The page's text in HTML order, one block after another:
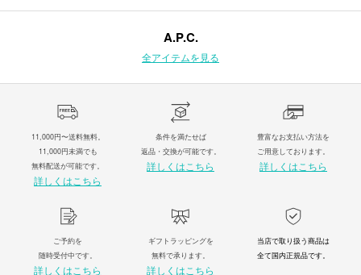
A.P.C.
全アイテムを見る
11,000円〜送料無料。
11,000円未満でも
無料配送が可能です。
詳しくはこちら
条件を満たせば
返品・交換が可能です。
詳しくはこちら
豊富なお支払い方法を
ご用意しております。
詳しくはこちら
ご予約を
随時受付中です。
詳しくはこちら
ギフトラッピングを
無料で承ります。
詳しくはこちら
当店で取り扱う商品は
全て国内正規品です。